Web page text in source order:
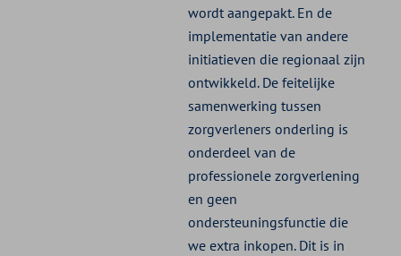
wordt aangepakt. En de
implementatie van andere
initiatieven die regionaal zijn
ontwikkeld. De feitelijke
samenwerking tussen
zorgverleners onderling is
onderdeel van de
professionele zorgverlening
en geen
ondersteuningsfunctie die
we extra inkopen. Dit is in